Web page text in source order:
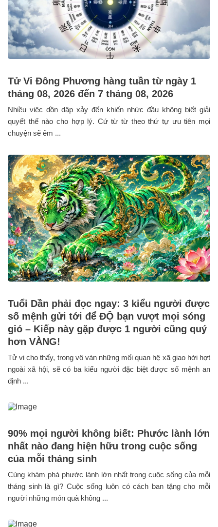
Tử Vi Đông Phương hàng tuần từ ngày 1
tháng 08, 2026 đến 7 tháng 08, 2026
Nhiều việc dồn dập xảy đến khiến nhức đầu không biết giải
quyết thế nào cho hợp lý. Cứ từ từ theo thứ tự ưu tiên mọi
chuyện sẽ êm ...
Tuổi Dần phải đọc ngay: 3 kiểu người được
số mệnh gửi tới để ĐỘ bạn vượt mọi sóng
gió – Kiếp này gặp được 1 người cũng quý
hơn VÀNG!
Tử vi cho thấy, trong vô vàn những mối quan hệ xã giao hời hợt
ngoài xã hội, sẽ có ba kiểu người đặc biệt được số mệnh an
định ...
90% mọi người không biết: Phước lành lớn
nhất nào đang hiện hữu trong cuộc sống
của mỗi tháng sinh
Cùng khám phá phước lành lớn nhất trong cuộc sống của mỗi
tháng sinh là gì? Cuộc sống luôn có cách ban tặng cho mỗi
người những món quà không ...